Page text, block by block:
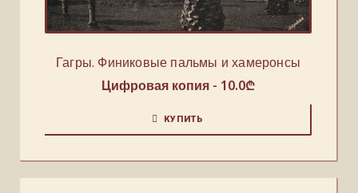
Гагры. Финиковые пальмы и хамеронсы
Цифровая копия - 10.0₾
КУПИТЬ